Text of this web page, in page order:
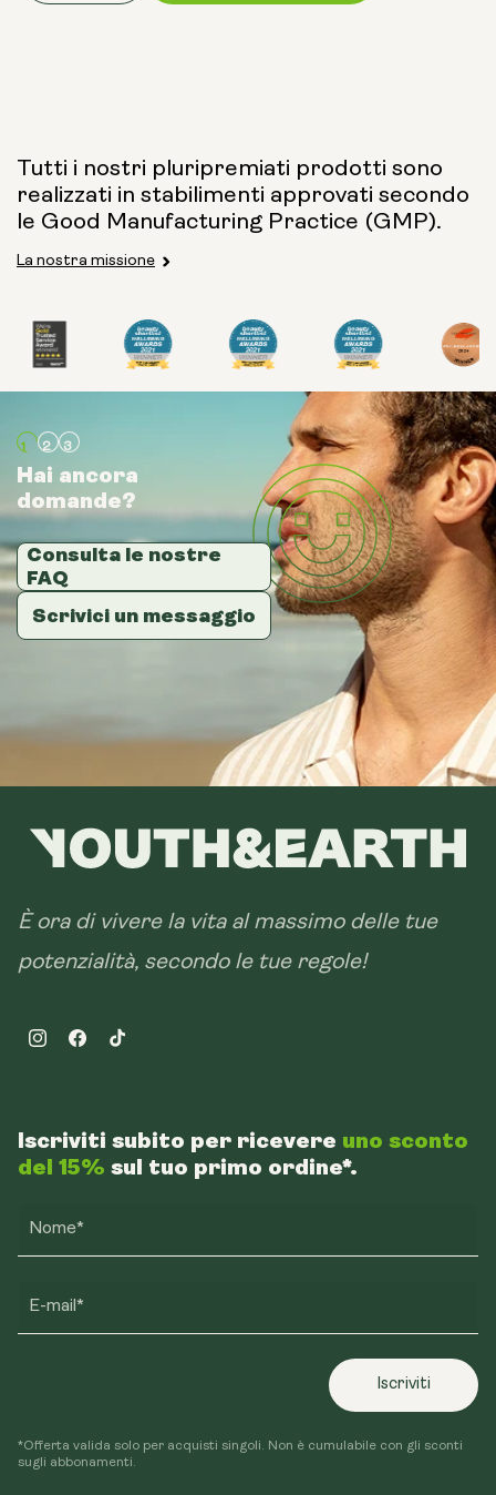
Tutti i nostri pluripremiati prodotti sono
realizzati in stabilimenti approvati secondo
le Good Manufacturing Practice (GMP).
La nostra missione
Hai ancora
domande?
Consulta le nostre
FAQ
Scrivici un messaggio
Hai ancora
domande?
Consulta le nostre
FAQ
Scrivici un messaggio
Hai ancora
domande?
Consulta le nostre
FAQ
Scrivici un messaggio
È ora di vivere la vita al massimo delle tue
potenzialità, secondo le tue regole!
InstagramFacebookTikTok
Iscriviti subito per ricevere uno sconto
del 15% sul tuo primo ordine*.
Nome*
E-mail*
Iscriviti
*Offerta valida solo per acquisti singoli. Non è cumulabile con gli sconti
sugli abbonamenti.